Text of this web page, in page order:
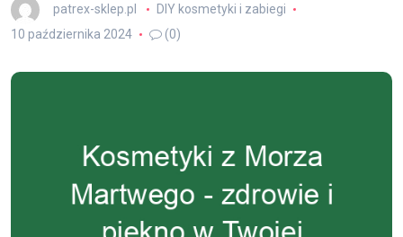
patrex-sklep.pl
DIY kosmetyki i zabiegi
10 października 2024
(0)